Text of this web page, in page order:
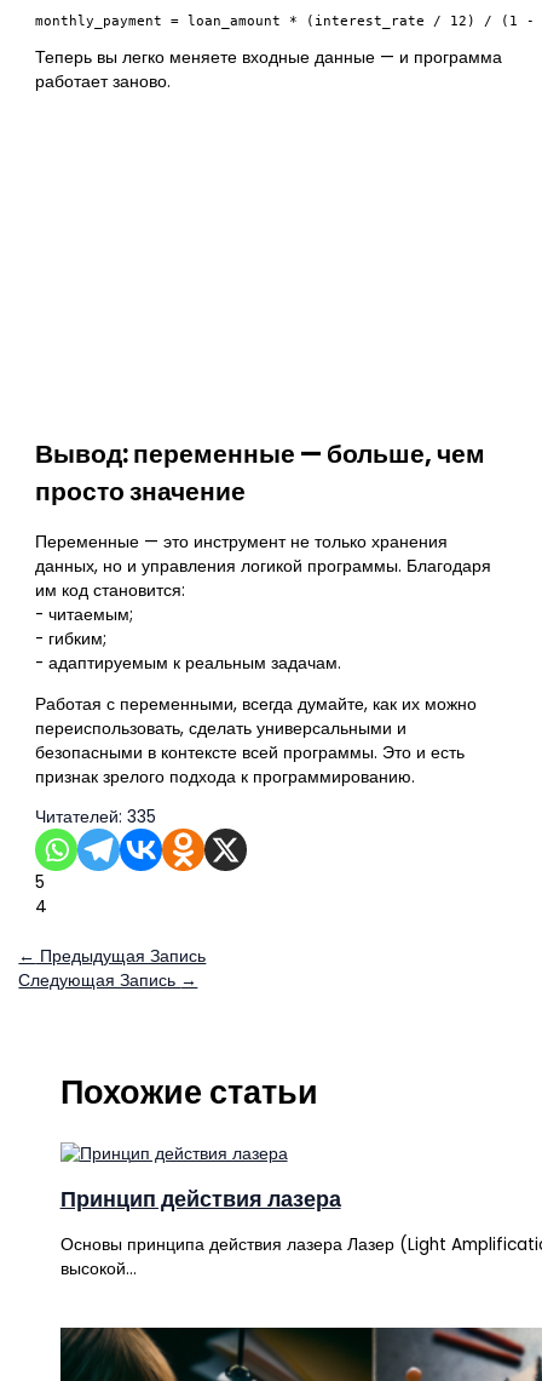
Теперь вы легко меняете входные данные — и программа
работает заново.
Вывод: переменные — больше, чем
просто значение
Переменные — это инструмент не только хранения
данных, но и управления логикой программы. Благодаря
им код становится:
- читаемым;
- гибким;
- адаптируемым к реальным задачам.
Работая с переменными, всегда думайте, как их можно
переиспользовать, сделать универсальными и
безопасными в контексте всей программы. Это и есть
признак зрелого подхода к программированию.
Читателей: 335
5
4
← Предыдущая Запись
Следующая Запись →
Похожие статьи
Принцип действия лазера
Основы принципа действия лазера Лазер (Light
высокой…